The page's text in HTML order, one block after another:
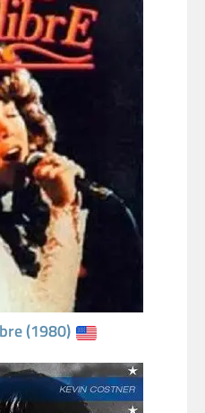
(1980)